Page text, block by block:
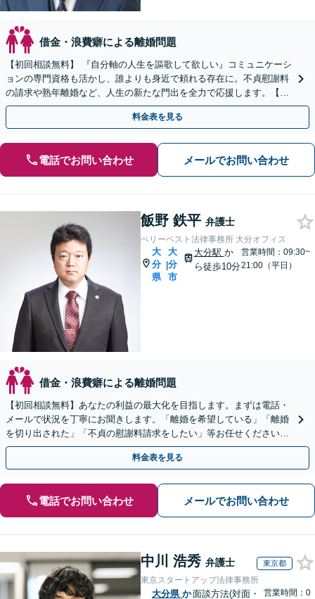
借金・浪費癖による離婚問題
【初回相談無料】 『自分軸の人生を謳歌して欲しい』コミュニケーシ
ョンの専門資格も活かし、誰よりも身近で頼れる存在に。不貞慰謝料
の請求や熟年離婚など、人生の新たな門出を全力で応援します。【オ
ンライン面談OK】
料金表を見る
電話でお問い合わせ メールでお問い合わせ
飯野 鉄平 弁護士
ベリーベスト法律事務所 大分オフィス
大
分
県
|
大
分
市
大分駅 か
ら徒歩10分
営業時間：09:30~
21:00（平日）
借金・浪費癖による離婚問題
【初回相談無料】あなたの利益の最大化を目指します。まずは電話・
メールで状況を丁寧にお聞きします。「離婚を希望している」「離婚
を切り出された」「不貞の慰謝料請求をしたい」等お任せください。
【リーズナブルな料金設定】
料金表を見る
電話でお問い合わせ メールでお問い合わせ
中川 浩秀 弁護士 東京都
東京スタートアップ法律事務所
大分県 か面談方法(対面・
営業時間：0